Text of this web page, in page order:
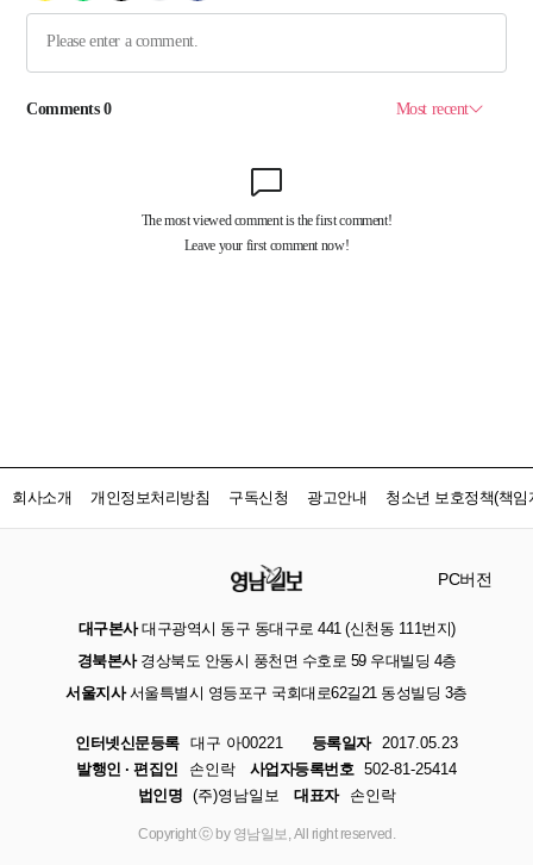
회사소개 개인정보처리방침 구독신청 광고안내 청소년 보호정책(책임
PC버전
대구본사대구광역시 동구 동대구로 441 (신천동 111번지)
경북본사경상북도 안동시 풍천면 수호로 59 우대빌딩 4층
서울지사서울특별시 영등포구 국회대로62길21 동성빌딩 3층
인터넷신문등록 대구 아00221 등록일자
2017.05.23
발행인 · 편집인
손인락 사업자등록번호 502-81-25414
법인명 (주)영남일보 대표자 손인락
Copyright ⓒ by 영남일보, All right reserved.